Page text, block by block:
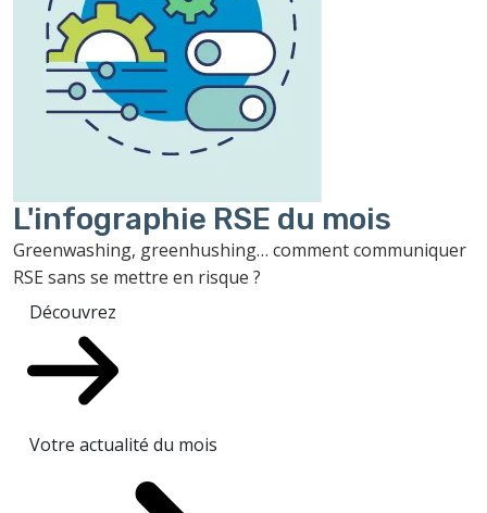
L'infographie RSE du mois
Greenwashing, greenhushing… comment communiquer
RSE sans se mettre en risque ?
Découvrez
Votre actualité du mois